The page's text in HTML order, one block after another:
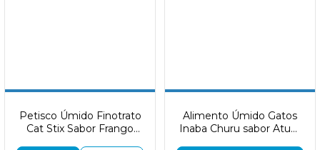
Petisco Úmido Finotrato
Cat Stix Sabor Frango
Alimento Úmido Gatos
Inaba Churu sabor Atum